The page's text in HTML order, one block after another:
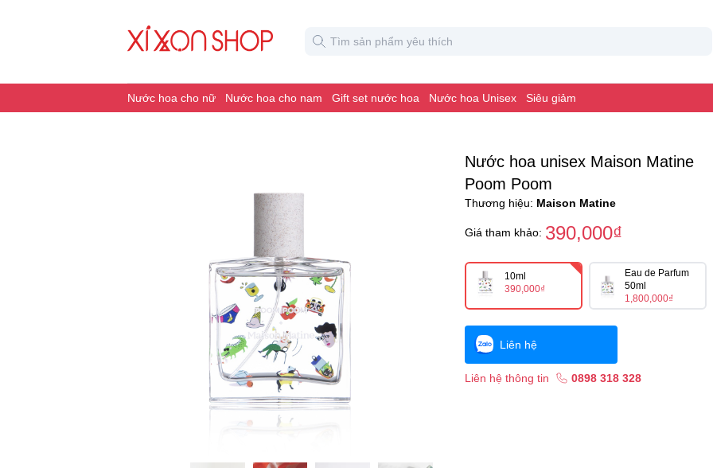
Nước hoa cho nữ Nước hoa cho nam Gift set nước hoa Nước hoa Unisex Siêu giảm
Nước hoa unisex Maison Matine
Poom Poom
Thương hiệu: Maison Matine
Giá tham khảo: 390,000₫
10ml
390,000₫
Eau de Parfum
50ml
1,800,000₫
Liên hệ
Liên hệ thông tin 0898 318 328